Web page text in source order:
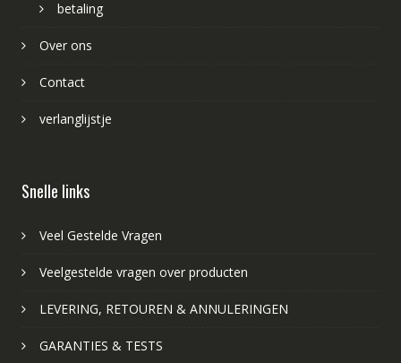
betaling
Over ons
Contact
verlanglijstje
Snelle links
Veel Gestelde Vragen
Veelgestelde vragen over producten
LEVERING, RETOUREN & ANNULERINGEN
GARANTIES & TESTS